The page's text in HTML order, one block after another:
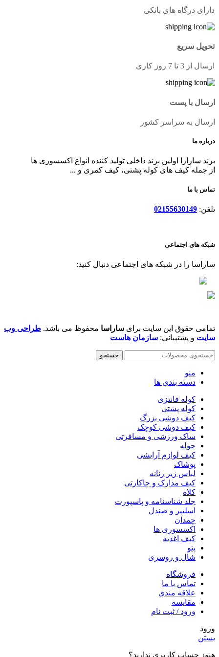
دارای درگاه های بانکی
تحویل سریع
ارسال از 3 تا 7 روز کاری
ارسال با پست
ارسال به سراسر کشور
درباره ما
برند سارارا اولین برند داخلی تولید کننده انواع اکسسوری ها
از جمله کیف های کوله پشتی، کیف کمری و ...
تماس با ما
تلفن: 02155630149
شبکه های اجتماعی
ساراسا را در شبکه های اجتماعی دنبال کنید:
تمامی حقوق این سایت برای ساراسا محفوظ می باشد. طراحی وب
سایت و پشتیبانی: سازمان هاست
جستجو
منو
دسته بندی ها
کوله فانتزی
کوله پشتی
کیف دوشی بزرگ
کیف دوشى کوچک
ساک ورزشی و مسافرتی
حوله
کیف لوازم آرایشی
پوشاک
لباس زیر زنانه
کیف مدارک و جاکارتی
کلاه
جلد شناسنامه و پاسپورت
اسلیپر و صندل
چمدان
اکسسوری ها
کیف اغذیه
پتو
شال و روسری
فروشگاه
تماس با ما
علاقه مندی
مقایسه
ورود / ثبت نام
ورود
بستن
هنوز حساب کاربری ندارید؟